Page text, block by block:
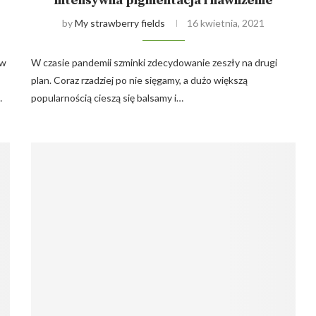
byMy strawberry fields 16 kwietnia, 2021
W czasie pandemii szminki zdecydowanie zeszły na drugi
plan. Coraz rzadziej po nie sięgamy, a dużo większą
popularnością cieszą się balsamy i…